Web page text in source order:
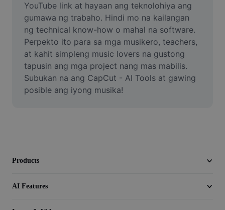
Remove video BG
Enhance quality
Video Editor
Trim Video
Add Subtitles To Video
YouTube link at hayaan ang teknolohiya ang
gumawa ng trabaho. Hindi mo na kailangan
ng technical know-how o mahal na software.
Perpekto ito para sa mga musikero, teachers,
at kahit simpleng music lovers na gustong
tapusin ang mga project nang mas mabilis.
Subukan na ang CapCut - AI Tools at gawing
posible ang iyong musika!
Products
AI Features